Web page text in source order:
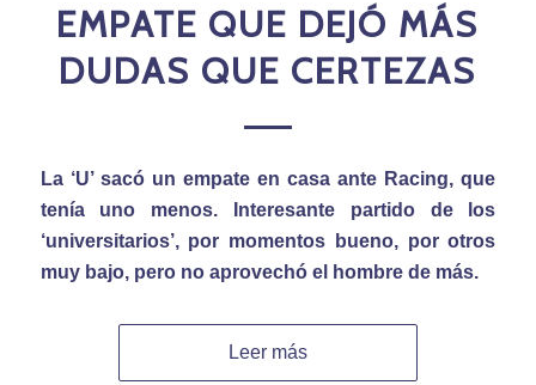
EMPATE QUE DEJÓ MÁS
DUDAS QUE CERTEZAS
La ‘U’ sacó un empate en casa ante Racing, que
tenía uno menos. Interesante partido de los
‘universitarios’, por momentos bueno, por otros
muy bajo, pero no aprovechó el hombre de más.
Leer más